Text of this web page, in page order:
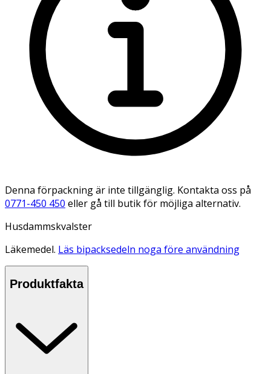
Denna förpackning är inte tillgänglig. Kontakta oss på
0771-450 450 eller gå till butik för möjliga alternativ.
Husdammskvalster
Läkemedel. Läs bipacksedeln noga före användning
Produktfakta